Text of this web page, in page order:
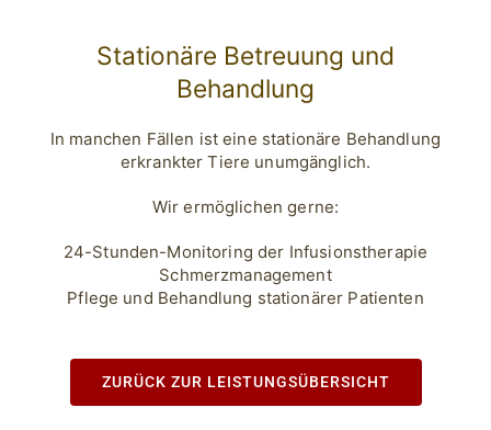
Stationäre Betreuung und
Behandlung
In manchen Fällen ist eine stationäre Behandlung
erkrankter Tiere unumgänglich.
Wir ermöglichen gerne:
24-Stunden-Monitoring der Infusionstherapie
Schmerzmanagement
Pflege und Behandlung stationärer Patienten
ZURÜCK ZUR LEISTUNGSÜBERSICHT